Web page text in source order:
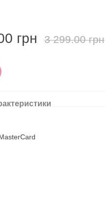
грн 3 299.00 грн